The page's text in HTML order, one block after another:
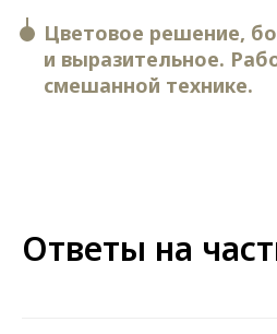
Цветовое решение,
и выразительное.
смешанной технике.
Ответы на